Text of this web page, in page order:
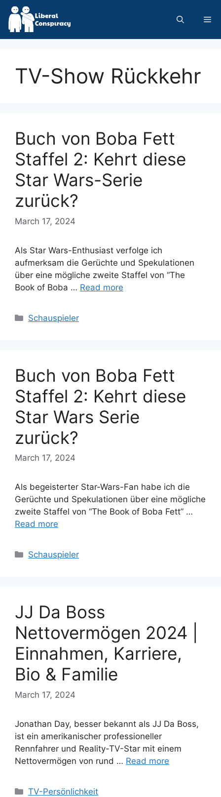
Skip
content
TV-Show Rückkehr
Buch von Boba Fett
Staffel 2: Kehrt diese
Star Wars-Serie
zurück?
March 17, 2024
Als Star Wars-Enthusiast verfolge ich
aufmerksam die Gerüchte und Spekulationen
über eine mögliche zweite Staffel von “The
Book of Boba … Read more
Categories
Schauspieler
Buch von Boba Fett
Staffel 2: Kehrt diese
Star Wars Serie
zurück?
March 17, 2024
Als begeisterter Star-Wars-Fan habe ich die
Gerüchte und Spekulationen über eine mögliche
zweite Staffel von “The Book of Boba Fett” …
Read more
Categories
Schauspieler
JJ Da Boss
Nettovermögen 2024 |
Einnahmen, Karriere,
Bio & Familie
March 17, 2024
Jonathan Day, besser bekannt als JJ Da Boss,
ist ein amerikanischer professioneller
Rennfahrer und Reality-TV-Star mit einem
Nettovermögen von rund … Read more
Categories
TV-Persönlichkeit